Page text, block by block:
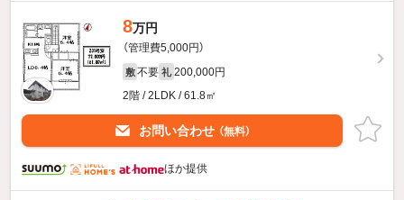
8万円
（管理費5,000円）
敷 不要 礼 200,000円
2階 / 2LDK / 61.8㎡
お問い合わせ （無料）
ほか提供